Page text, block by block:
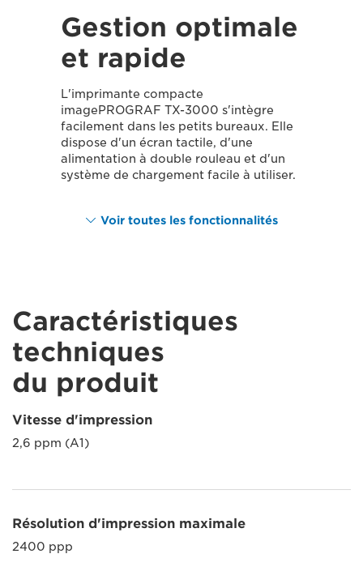
Gestion optimale
et rapide
L'imprimante compacte
imagePROGRAF TX-3000 s'intègre
facilement dans les petits bureaux. Elle
dispose d'un écran tactile, d'une
alimentation à double rouleau et d'un
système de chargement facile à utiliser.
Voir toutes les fonctionnalités
Caractéristiques
techniques
du produit
Vitesse d'impression
2,6 ppm (A1)
Résolution d'impression maximale
2400 ppp